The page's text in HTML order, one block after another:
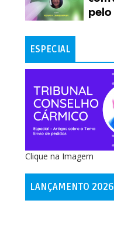
ESPECIAL
Clique na Imagem
LANÇAMENTO 2026